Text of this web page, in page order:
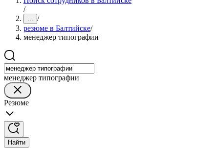
/
... /
резюме в Балтийске/
менеджер типографии
менеджер типографии
Резюме
Найти